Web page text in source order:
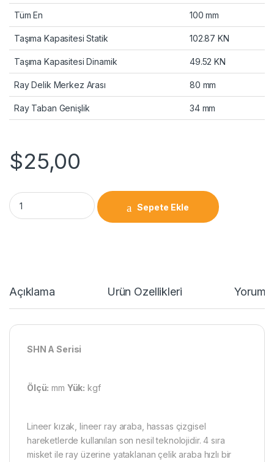
Tüm En 100 mm
Taşıma Kapasitesi Statik 102.87 KN
Taşıma Kapasitesi Dinamik 49.52 KN
Ray Delik Merkez Arası 80 mm
Ray Taban Genişlik 34 mm
$25,00
Sepete Ekle
Açıklama Ürün Özellikleri
SHN A Serisi
Ölçü: mm Yük: kgf
Lineer kızak, lineer ray araba, hassas çizgisel
hareketlerde kullanılan son nesil teknolojidir. 4 sıra
misket ile ray üzerine yataklanan çelik araba hızlı bir